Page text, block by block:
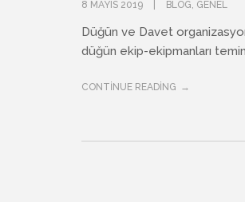
8 MAYIS 2019 BLOG, GENEL
Düğün ve Davet
düğün ekip-ekipmanları
CONTINUE READING